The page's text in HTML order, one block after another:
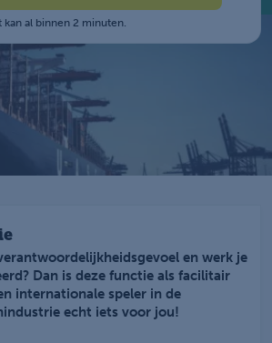
kan al binnen 2 minuten.
en werk je
Dan is deze functie als facilitair
internationale speler in de
echt iets voor jou!